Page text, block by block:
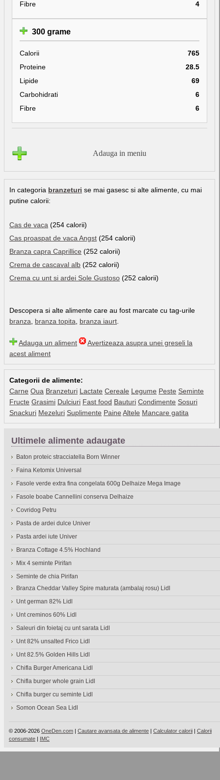
Fibre
4
300 grame
Calorii
765
Proteine
28.5
Lipide
69
Carbohidrati
6
Fibre
6
Adauga in meniu
In categoria branzeturi se mai gasesc si alte alimente, cu mai
putine calorii:
Cas de vaca (254 calorii)
Cas proaspat de vaca Angst (254 calorii)
Branza capra Caprillice (252 calorii)
Crema de cascaval alb (252 calorii)
Crema cu unt si ardei Sole Gustoso (252 calorii)
Descopera si alte alimente care au fost marcate cu tag-urile
branza
branza topita branza iaurt
Adauga un aliment
Avertizeaza asupra unei greseli la
acest aliment
Categorii de alimente:
Carne Oua Branzeturi Lactate Cereale Legume Peste Seminte
Fructe Grasimi Dulciuri Fast food Bauturi Condimente Sosuri
Snackuri Mezeluri Suplimente Paine Altele Mancare gatita
Ultimele alimente adaugate
Baton proteic stracciatella Born Winner
Faina Ketomix Universal
Fasole verde extra fina congelata 600g Delhaize Mega Image
Fasole boabe Cannellini conserva Delhaize
Covridog Petru
Pasta de ardei dulce Univer
Pasta ardei iute Univer
Branza Cottage 4.5% Hochland
Mix 4 seminte Pirifan
Seminte de chia Pirifan
Branza Cheddar Valley Spire maturata (ambalaj rosu) Lidl
Unt german 82% Lidl
Unt creminos 60% Lidl
Saleuri din foietaj cu unt sarata Lidl
Unt 82% unsalted Frico Lidl
Unt 82.5% Golden Hills Lidl
Chifla Burger Americana Lidl
Chifla burger whole grain Lidl
Chifla burger cu seminte Lidl
Somon Ocean Sea Lidl
© 2006-2026 OneDen.com | Cautare avansata de alimente | Calculator calorii | Calorii
consumate | IMC